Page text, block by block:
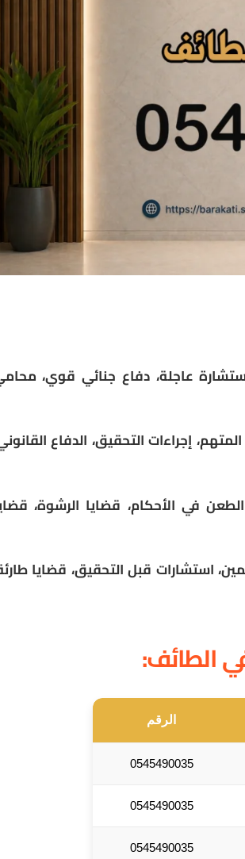
عاجلة، دفاع جنائي قوي،
إجراءات التحقيق، الدفاع
الطعن في الأحكام، قضايا الرشوة،
استشارات قبل التحقيق، قضايا
الطائف:
الرقم
0545490035
0545490035
0545490035